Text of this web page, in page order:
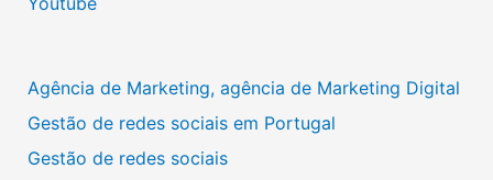
Agência de Marketing, agência de Marketing Digital
Gestão de redes sociais em Portugal
Gestão de redes sociais